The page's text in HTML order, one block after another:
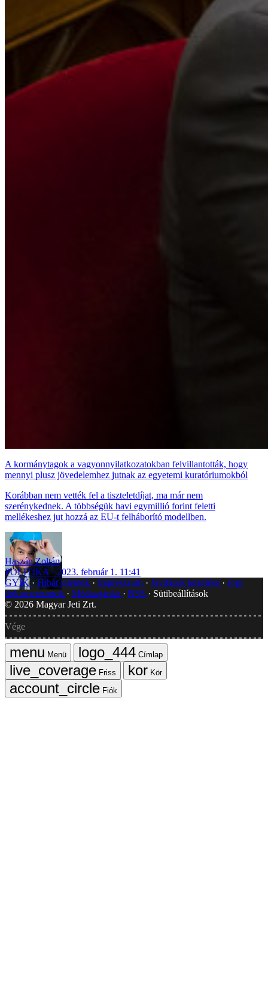
A kormánytagok a vagyonnyilatkozatokban felvillantották, hogy
mennyi plusz jövedelemhez jutnak az egyetemi kuratóriumokból
Korábban nem vették fel a tiszteletdíjat, ma már nem
szerénykednek. A többségük havi egymillió forint feletti
mellékeshez jut hozzá az EU-t felháborító modellben.
Haszán Zoltán
POLITIKA
2023. február 1. 11:41
GYIK
Hibát jelentek Impresszum Javítások kezelése
Jogi
dokumentumok
Médiaajánlat RSS
Sütibeállítások
© 2026 Magyar Jeti Zrt.
Vége
Menü
Címlap
Friss
Kör
Fiók